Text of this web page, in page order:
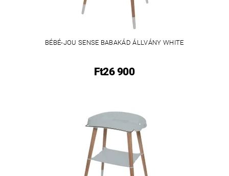
BÉBÉ-JOU SENSE BABAKÁD ÁLLVÁNY WHITE
Ft26 900